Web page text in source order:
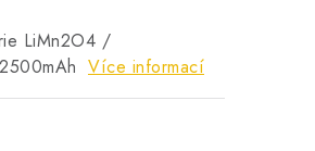
LiMn2O4 /
Více informací